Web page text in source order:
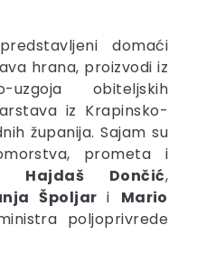
domaći
hrana, proizvodi iz
obiteljskih
iz Krapinsko-
županija. Sajam su
prometa i
Hajdaš Dončić,
Špoljari Mario
poljoprivrede